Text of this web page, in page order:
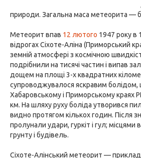
природи. Загальна маса метеорита —
Метеорит впав 12 лютого 1947 року в
відрогах Сіхоте-Аліна (Приморський
земній атмосфері з космічною
подрібнили на тисячі частин і випав
дощем на площі 3-х квадратних
супроводжувалося яскравим болідом,
Хабаровському і Приморському краях
км. На шляху руху боліда утворився
видно протягом кількох годин. Після
пролунали удари, гуркіт і гул; місцями
грунту і будівель.
Сіхоте-Алінський метеорит — приклад